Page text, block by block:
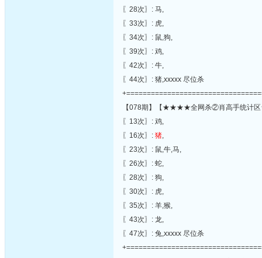
〖28次〗: 马,
〖33次〗: 虎,
〖34次〗: 鼠,狗,
〖39次〗: 鸡,
〖42次〗: 牛,
〖44次〗: 猪,xxxxx 尽位杀
【078期】【★★★★全网杀②肖高手统计
〖13次〗: 鸡,
〖16次〗: 猪,
〖23次〗: 鼠,牛,马,
〖26次〗: 蛇,
〖28次〗: 狗,
〖30次〗: 虎,
〖35次〗: 羊,猴,
〖43次〗: 龙,
〖47次〗: 兔,xxxxx 尽位杀